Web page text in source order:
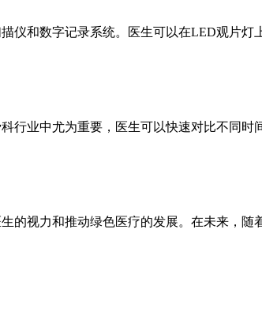
和数字记录系统。医生可以在LED观片灯
业中尤为重要，医生可以快速对比不同时
视力和推动绿色医疗的发展。在未来，随